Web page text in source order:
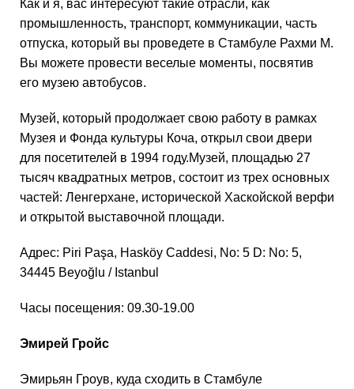
Как и я, вас интересуют такие отрасли, как
промышленность, транспорт, коммуникации, часть
отпуска, который вы проведете в Стамбуле Рахми М.
Вы можете провести веселые моменты, посвятив
его музею автобусов.
Музей, который продолжает свою работу в рамках
Музея и Фонда культуры Коча, открыл свои двери
для посетителей в 1994 году.Музей, площадью 27
тысяч квадратных метров, состоит из трех основных
частей: Ленгерхане, исторической Хаскойской верфи
и открытой выставочной площади.
Адрес: Piri Paşa, Hasköy Caddesi, No: 5 D: No: 5,
34445 Beyoğlu / Istanbul
Часы посещения: 09.30-19.00
Эмирей Гройс
Эмирьян Гроув, куда сходить в Стамбуле